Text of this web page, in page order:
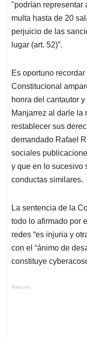
"podrían representar
multa hasta de 20
perjuicio de las
lugar (art. 52)”.
Es oportuno
Constitucional
honra del cantautor
Manjarrez al darle la
restablecer sus
demandado Rafael
sociales
y que en lo sucesivo
conductas similares.
La sentencia de la
todo lo afirmado por
redes “es injuria y
con el “ánimo de
constituye
Anuncios.